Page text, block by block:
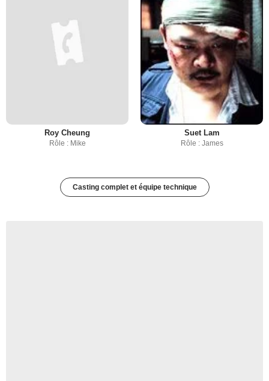
Roy Cheung
Rôle : Mike
Suet Lam
Rôle : James
Casting complet et équipe technique